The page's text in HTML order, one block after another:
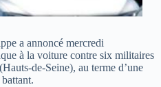
a annoncé mercredi
à la voiture contre six militaires
de-Seine), au terme d’une